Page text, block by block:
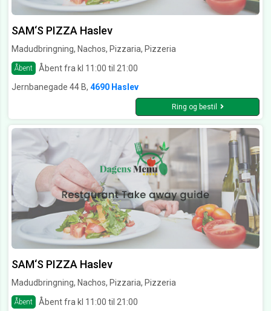
SAM‘S PIZZA Haslev
Madudbringning, Nachos, Pizzaria, Pizzeria
Åbent
Åbent fra kl 11:00 til 21:00
Jernbanegade 44 B, 4690 Haslev
Ring og bestil
SAM‘S PIZZA Haslev
Madudbringning, Nachos, Pizzaria, Pizzeria
Åbent
Åbent fra kl 11:00 til 21:00